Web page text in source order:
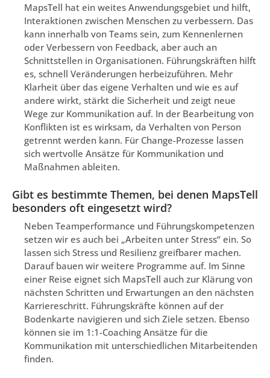
MapsTell hat ein weites Anwendungsgebiet und hilft,
Interaktionen zwischen Menschen zu verbessern. Das
kann innerhalb von Teams sein, zum Kennenlernen
oder Verbessern von Feedback, aber auch an
Schnittstellen in Organisationen. Führungskräften hilft
es, schnell Veränderungen herbeizuführen. Mehr
Klarheit über das eigene Verhalten und wie es auf
andere wirkt, stärkt die Sicherheit und zeigt neue
Wege zur Kommunikation auf. In der Bearbeitung von
Konflikten ist es wirksam, da Verhalten von Person
getrennt werden kann. Für Change-Prozesse lassen
sich wertvolle Ansätze für Kommunikation und
Maßnahmen ableiten.
Gibt es bestimmte Themen, bei denen MapsTell
besonders oft eingesetzt wird?
Neben Teamperformance und Führungskompetenzen
setzen wir es auch bei „Arbeiten unter Stress“ ein. So
lassen sich Stress und Resilienz greifbarer machen.
Darauf bauen wir weitere Programme auf. Im Sinne
einer Reise eignet sich MapsTell auch zur Klärung von
nächsten Schritten und Erwartungen an den nächsten
Karriereschritt. Führungskräfte können auf der
Bodenkarte navigieren und sich Ziele setzen. Ebenso
können sie im 1:1-Coaching Ansätze für die
Kommunikation mit unterschiedlichen Mitarbeitenden
finden.